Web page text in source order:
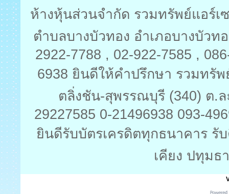
ห้างหุ้นส่วนจำกัด รวมทรัพย์แอร์
ตำบลบางบัวทอง อำเภอบางบัวท
2922-7788 , 02-922-7585 ,
6938 ยินดีให้คำปรึกษา รวมทรั
ตลิ่งชัน-สุพรรณบุรี (340) ต.
29227585 0-21496938 093-
ยินดีรับบัตรเครดิตทุกธนาคาร รั
เคียง ปทุมธ